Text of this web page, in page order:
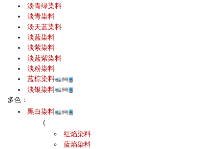
淡青绿染料
淡青染料
淡天蓝染料
淡蓝染料
淡紫染料
淡蓝紫染料
淡粉染料
蓝棕染料
淡银染料
多色：
黑白染料
(
红焰染料
蓝焰染料